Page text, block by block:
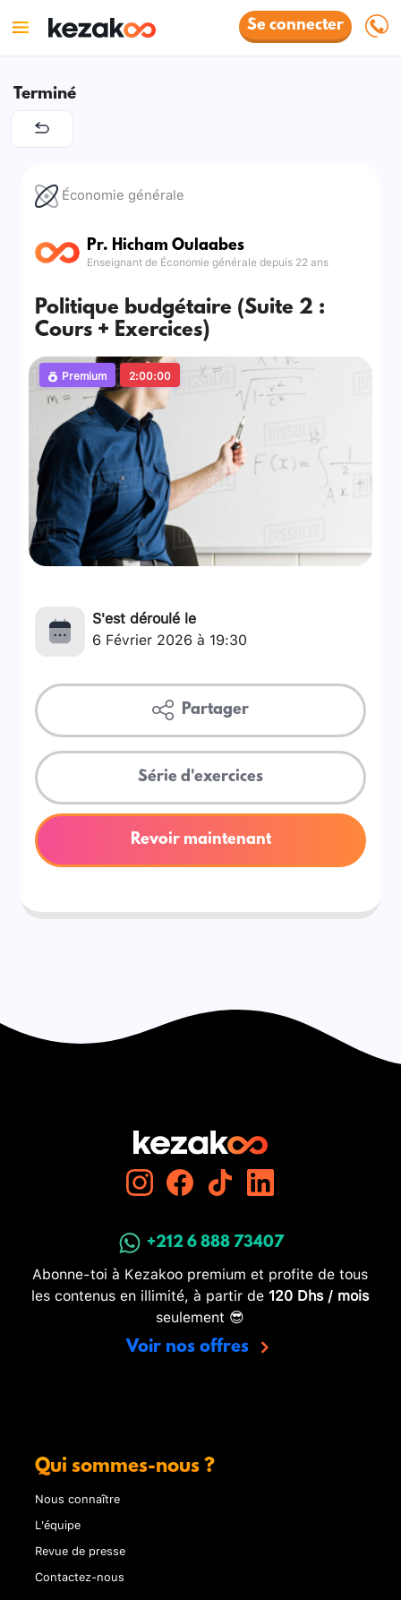
Se connecter
Terminé
Économie générale
Pr. Hicham Oulaabes
Enseignant de Économie générale depuis 22 ans
Politique budgétaire (Suite 2 :
Cours + Exercices)
Premium 2:00:00
S'est déroulé le
6 Février 2026 à 19:30
Partager
Série d'exercices
Revoir maintenant
+212 6 888 73407
Abonne-toi à Kezakoo premium et profite de tous
les contenus en illimité, à partir de 120 Dhs / mois
seulement 😎
Voir nos offres
Qui sommes-nous ?
Nous connaître
L'équipe
Revue de presse
Contactez-nous